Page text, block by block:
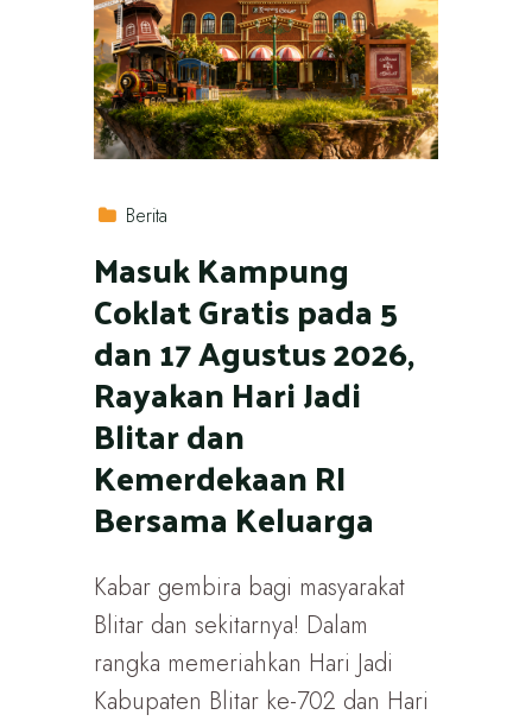
Berita
Masuk Kampung
Coklat Gratis pada 5
dan 17 Agustus 2026,
Rayakan Hari Jadi
Blitar dan
Kemerdekaan RI
Bersama Keluarga
Kabar gembira bagi masyarakat
Blitar dan sekitarnya! Dalam
rangka memeriahkan Hari Jadi
Kabupaten Blitar ke-702 dan Hari